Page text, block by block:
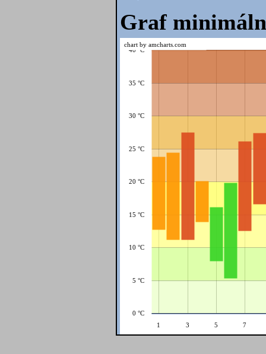
Graf
1 3 5 7
0 °C
5 °C
10 °C
15 °C
20 °C
25 °C
30 °C
35 °C
40 °C
chart by amcharts.com